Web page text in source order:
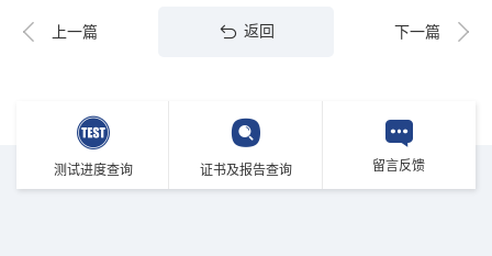
上一篇 返回 下一篇
测试进度查询 证书及报告查询 留言反馈